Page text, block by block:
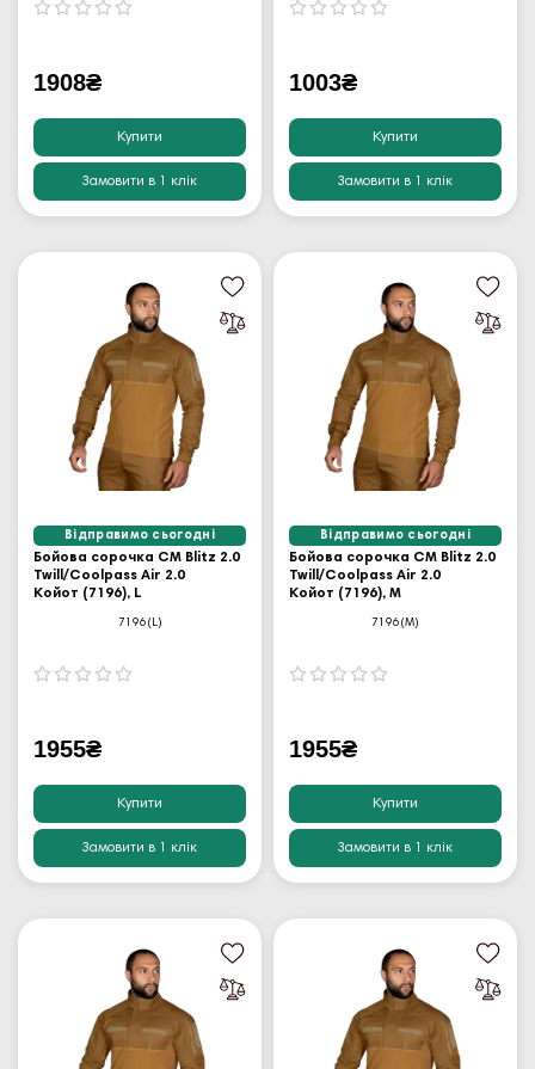
1908₴
Купити
Замовити в 1 клік
1003₴
Купити
Замовити в 1 клік
Відправимо сьогодні
Бойова сорочка CM Blitz 2.0
Twill/Coolpass Air 2.0
Койот (7196), L
7196(L)
1955₴
Купити
Замовити в 1 клік
Відправимо сьогодні
Бойова сорочка CM Blitz 2.0
Twill/Coolpass Air 2.0
Койот (7196), M
7196(M)
1955₴
Купити
Замовити в 1 клік